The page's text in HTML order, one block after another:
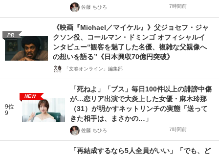
佐藤 ちひろ 7時間前
PR
《映画『Michael／マイケル』》父ジョセフ・ジャ
クソン役、コールマン・ドミンゴ オフィシャルイ
ンタビュー“観客を魅了した名優、複雑な父親像へ
の想いを語る”《日本興収70億円突破》
「文春オンライン」編集部
9位
9
NEW
「死ねよ」「ブス」毎日100件以上の誹謗中傷
が…恋リア出演で大炎上した女優・麻木玲那
（31）が明かすネットリンチの実態「送って
きた相手は、まさかの…」
佐藤 ちひろ 7時間前
「再結成するなら5人全員がいい」「でも、ど